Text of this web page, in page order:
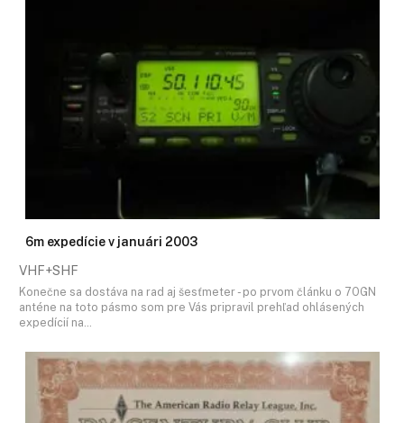
6m expedície v januári 2003
VHF+SHF
Konečne sa dostáva na rad aj šesťmeter - po prvom článku o 7OGN
anténe na toto pásmo som pre Vás pripravil prehľad ohlásených
expedícií na…